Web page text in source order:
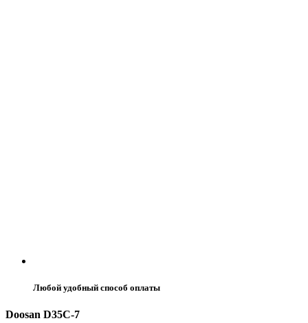
Любой удобный способ оплаты
Doosan D35C-7